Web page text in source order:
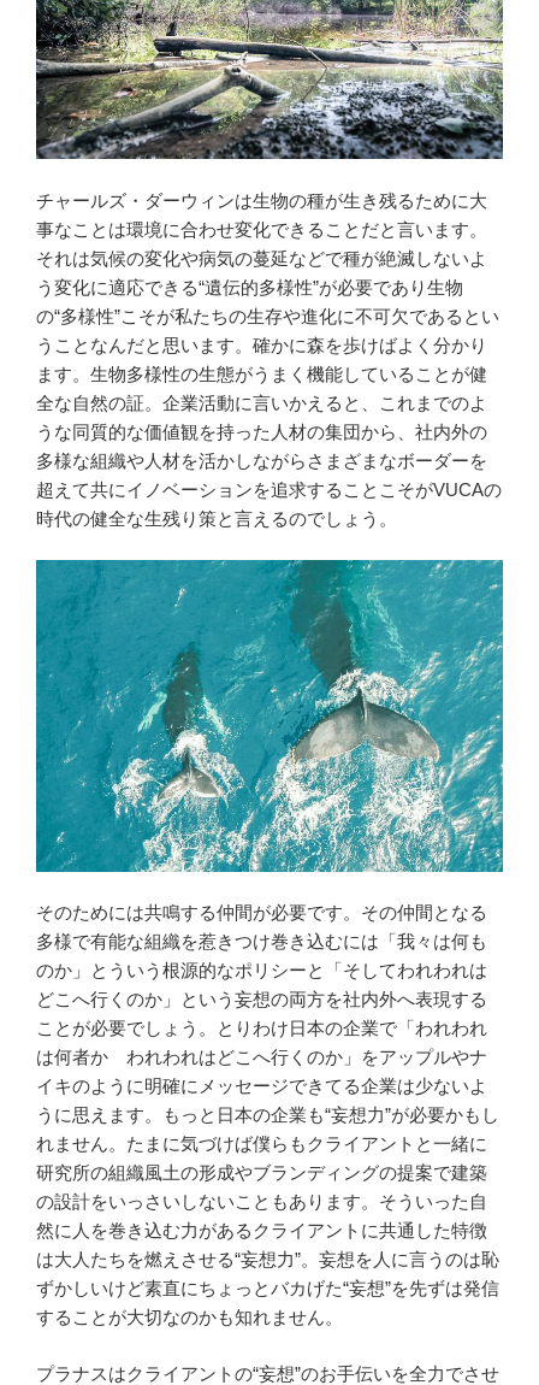
チャールズ・ダーウィンは生物の種が生き残るために大
事なことは環境に合わせ変化できることだと言います。
それは気候の変化や病気の蔓延などで種が絶滅しないよ
う変化に適応できる“遺伝的多様性”が必要であり生物
の“多様性”こそが私たちの生存や進化に不可欠であるとい
うことなんだと思います。確かに森を歩けばよく分かり
ます。生物多様性の生態がうまく機能していることが健
全な自然の証。企業活動に言いかえると、これまでのよ
うな同質的な価値観を持った人材の集団から、社内外の
多様な組織や人材を活かしながらさまざまなボーダーを
超えて共にイノベーションを追求することこそがVUCAの
時代の健全な生残り策と言えるのでしょう。
そのためには共鳴する仲間が必要です。その仲間となる
多様で有能な組織を惹きつけ巻き込むには「我々は何も
のか」とういう根源的なポリシーと「そしてわれわれは
どこへ行くのか」という妄想の両方を社内外へ表現する
ことが必要でしょう。とりわけ日本の企業で「われわれ
は何者か われわれはどこへ行くのか」をアップルやナ
イキのように明確にメッセージできてる企業は少ないよ
うに思えます。もっと日本の企業も“妄想力”が必要かもし
れません。たまに気づけば僕らもクライアントと一緒に
研究所の組織風土の形成やブランディングの提案で建築
の設計をいっさいしないこともあります。そういった自
然に人を巻き込む力があるクライアントに共通した特徴
は大人たちを燃えさせる“妄想力”。妄想を人に言うのは恥
ずかしいけど素直にちょっとバカげた“妄想”を先ずは発信
することが大切なのかも知れません。
プラナスはクライアントの“妄想”のお手伝いを全力でさせ